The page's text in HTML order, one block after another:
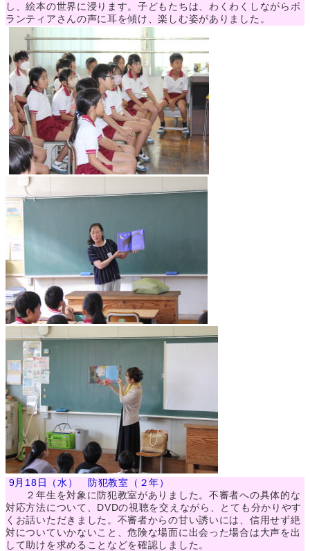
し、絵本の世界に浸ります。子どもたちは、わくわくしながらボ
ランティアさんの声に耳を傾け、楽しむ姿がありました。
9月18日（水） 防犯教室（２年）
２年生を対象に防犯教室がありました。不審者への具体的な
対応方法について、DVDの視聴を交えながら、とても分かりやす
くお話いただきました。不審者からの甘い誘いには、信用せず絶
対についていかないこと、危険な場面に出会った場合は大声を出
して助けを求めることなどを確認しました。